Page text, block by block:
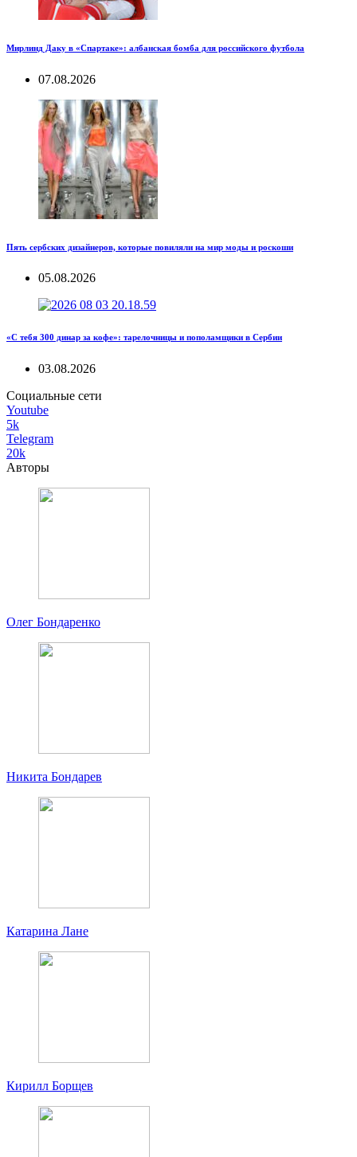
Мирлинд Даку в «Спартаке»: албанская бомба для российского футбола
07.08.2026
Пять сербских дизайнеров, которые повиляли на мир моды и роскоши
05.08.2026
«С тебя 300 динар за кофе»: тарелочницы и пополамщики в Сербии
03.08.2026
Социальные сети
Youtube
5k
Telegram
20k
Авторы
Олег Бондаренко
Никита Бондарев
Катарина Лане
Кирилл Борщев